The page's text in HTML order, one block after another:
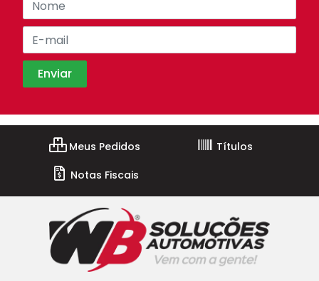
Meus Pedidos
Títulos
Notas Fiscais